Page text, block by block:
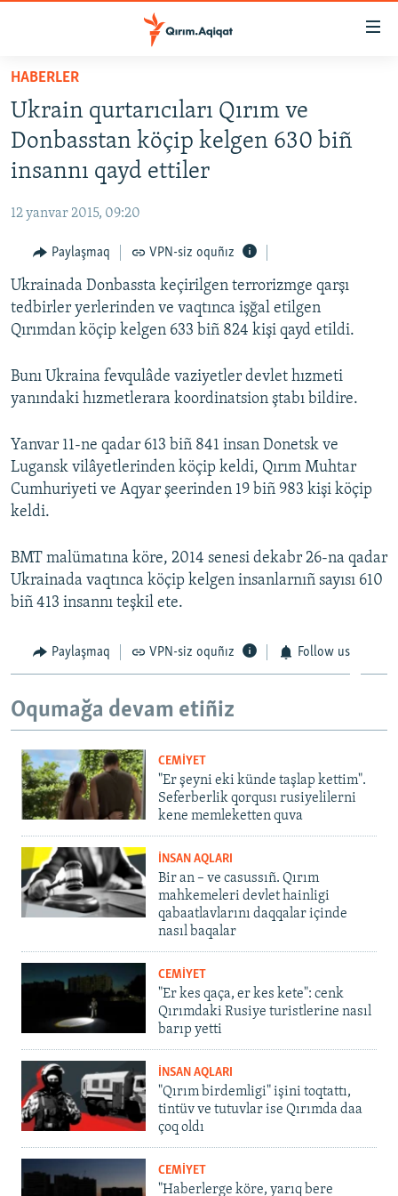
Esas
qaytmaq
Baş
navigatsiyağa
qaytmaq
Qıdıruvğa
qaytmaq
HABERLER
SİYASET
MEDENİYET
İNSAN AQLARI
VİDEO
SÜRET
FİKİR
Українською
QOŞULIÑIZ!
RFE/RS bütün saytları
HABERLER
Ukrain qurtarıcıları Qırım ve
Donbasstan köçip kelgen 630 biñ
insannı qayd ettiler
12 yanvar 2015, 09:20
Paylaşmaq VPN-siz oquñız
Ukrainada Donbassta keçirilgen terrorizmge qarşı
tedbirler yerlerinden ve vaqtınca işğal etilgen
Qırımdan köçip kelgen 633 biñ 824 kişi qayd etildi.
Bunı Ukraina fevqulâde vaziyetler devlet hızmeti
yanındaki hızmetlerara koordinatsion ştabı bildire.
Yanvar 11-ne qadar 613 biñ 841 insan Donetsk ve
Lugansk vilâyetlerinden köçip keldi, Qırım Muhtar
Cumhuriyeti ve Aqyar şeerinden 19 biñ 983 kişi köçip
keldi.
BMT malümatına köre, 2014 senesi dekabr 26-na qadar
Ukrainada vaqtınca köçip kelgen insanlarnıñ sayısı 610
biñ 413 insannı teşkil ete.
Paylaşmaq VPN-siz oquñız Follow us
Oqumağa devam etiñiz
CEMİYET
"Er şeyni eki künde taşlap kettim".
Seferberlik qorqusı rusiyelilerni
kene memleketten quva
İNSAN AQLARI
Bir an – ve casussıñ. Qırım
mahkemeleri devlet hainligi
qabaatlavlarını daqqalar içinde
nasıl baqalar
CEMİYET
"Er kes qaça, er kes kete": cenk
Qırımdaki Rusiye turistlerine nasıl
barıp yetti
İNSAN AQLARI
"Qırım birdemligi" işini toqtattı,
tintüv ve tutuvlar ise Qırımda daa
çoq oldı
CEMİYET
"Haberlerge köre, yarıq bere